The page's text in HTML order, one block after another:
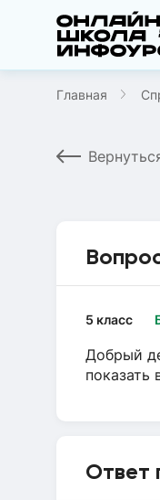
Главная
5 класс
Добрый
Ответ